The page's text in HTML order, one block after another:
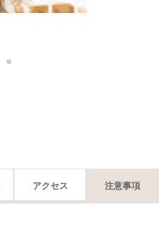
4
アクセス 注意事項